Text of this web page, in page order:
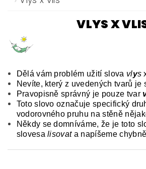
VLYS X
Dělá vám problém užití slova vlys
Nevíte, který z uvedených tvarů je
Pravopisně správný je pouze tvar
Toto slovooznačuje specifický
vodorovného pruhu na stěně
Někdy se domníváme, že je toto
slovesalisovat a napíšeme